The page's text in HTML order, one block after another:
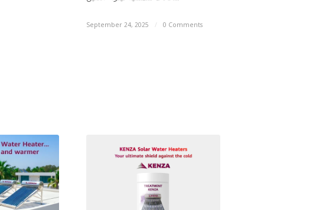
September 24, 2025 / 0 Comments